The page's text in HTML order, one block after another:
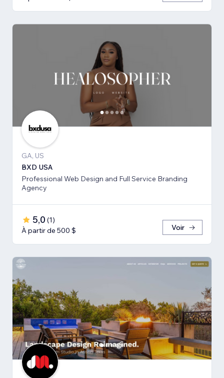
GA, US
BXD USA
Professional Web Design and Full Service Branding
Agency
5,0 (1)
À partir de 500 $
Voir